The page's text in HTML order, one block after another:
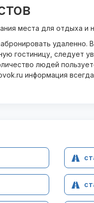
места для отдыха и
удаленно.
гостиницу, следует
людей
информация